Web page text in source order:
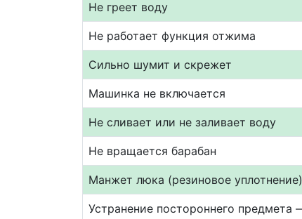
Не греет воду
Не работает функция отжима
Сильно шумит и скрежет
Машинка не включается
Не сливает или не заливает воду
Не вращается барабан
Манжет люка (резиновое
Устранение постороннего предмета